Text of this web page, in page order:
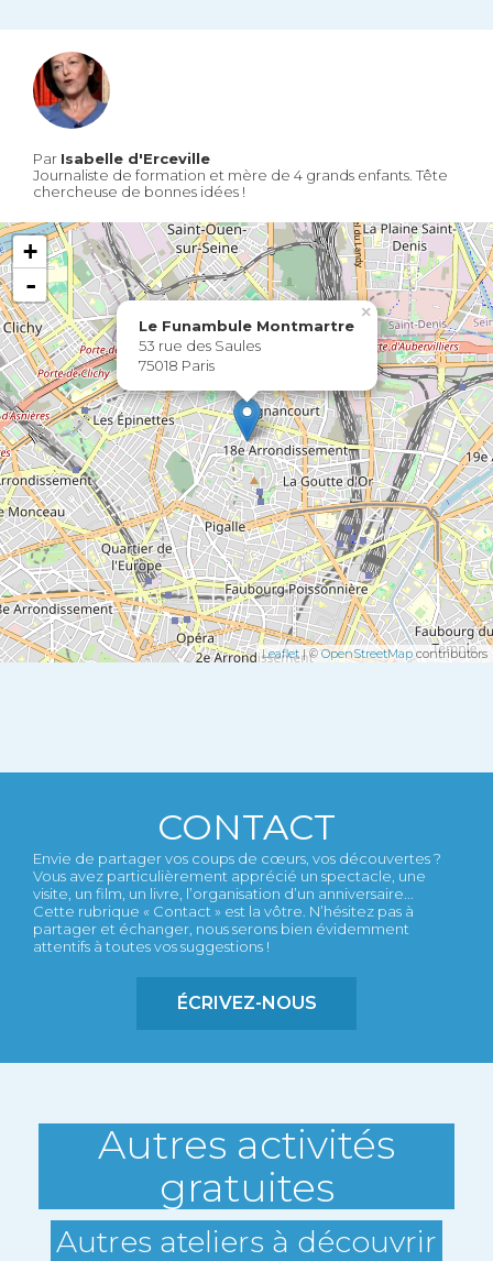
Par Isabelle d'Erceville
Journaliste de formation et mère de 4 grands enfants. Tête
chercheuse de bonnes idées !
×
Le Funambule Montmartre
53 rue des Saules
75018 Paris
+
-
Leaflet| ©OpenStreetMapcontributors
CONTACT
Envie de partager vos coups de cœurs, vos découvertes ?
Vous avez particulièrement apprécié un spectacle, une
visite, un film, un livre, l’organisation d’un anniversaire...
Cette rubrique « Contact » est la vôtre. N’hésitez pas à
partager et échanger, nous serons bien évidemment
attentifs à toutes vos suggestions !
ÉCRIVEZ-NOUS
Autres activités
gratuites
Autres ateliers à découvrir